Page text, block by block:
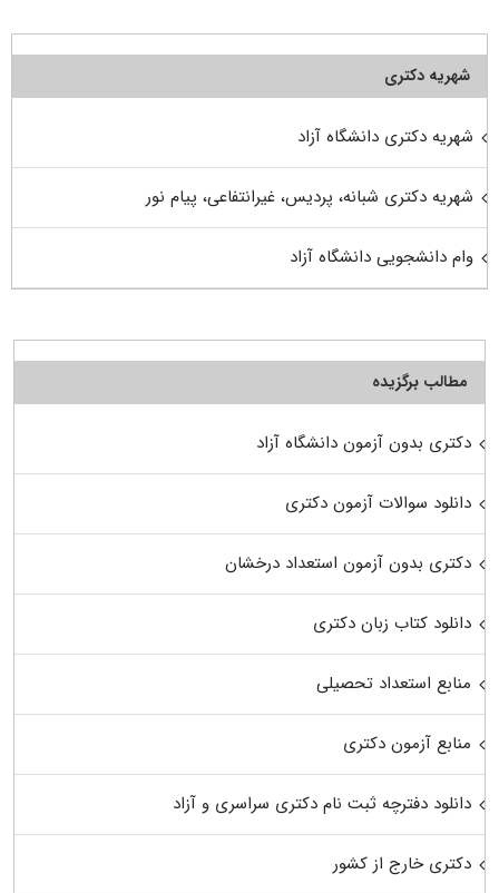
شهریه دکتری
شهریه دکتری دانشگاه آزاد
شهریه دکتری شبانه، پردیس، غیرانتفاعی، پیام نور
وام دانشجویی دانشگاه آزاد
مطالب برگزیده
دکتری بدون آزمون دانشگاه آزاد
دانلود سوالات آزمون دکتری
دکتری بدون آزمون استعداد درخشان
دانلود کتاب زبان دکتری
منابع استعداد تحصیلی
منابع آزمون دکتری
دانلود دفترچه ثبت نام دکتری سراسری و آزاد
دکتری خارج از کشور